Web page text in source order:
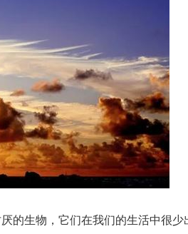
的生物，它们在我们的生活中很少